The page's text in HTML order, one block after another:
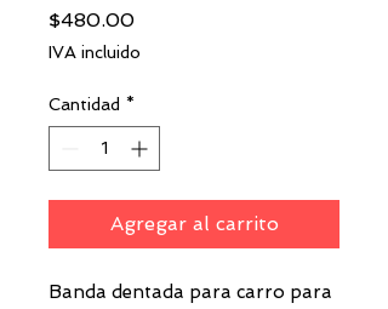
$480.00Precio
IVA incluido
Cantidad *
Agregar al carrito
Banda dentada para carro para